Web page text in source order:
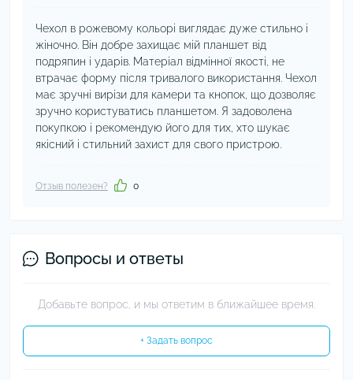
Чехол в рожевому кольорі виглядає дуже стильно і
жіночно. Він добре захищає мій планшет від
подряпин і ударів. Матеріал відмінної якості, не
втрачає форму після тривалого використання. Чехол
має зручні вирізи для камери та кнопок, що дозволяє
зручно користуватись планшетом. Я задоволена
покупкою і рекомендую його для тих, хто шукає
якісний і стильний захист для свого пристрою.
Отзыв полезен? 0
Вопросы и ответы
Добавьте вопрос, и мы ответим в ближайшее время.
+ Задать вопрос